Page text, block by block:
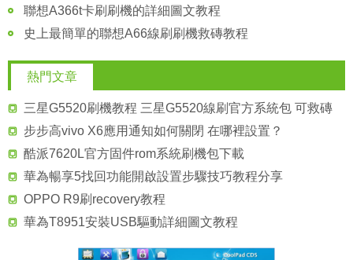
聯想A366t卡刷刷機的詳細圖文教程
史上最簡單的聯想A66線刷刷機救磚教程
熱門文章
三星G5520刷機教程 三星G5520線刷官方系統包 可救磚
步步高vivo X6應用通知如何關閉 在哪裡設置？
酷派7620L官方固件rom系統刷機包下載
華為暢享5找回功能開啟設置步驟技巧教程分享
OPPO R9刷recovery教程
華為T8951安裝USB驅動詳細圖文教程